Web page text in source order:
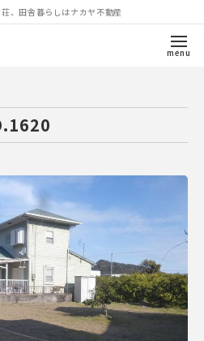
、田舎暮らしはナカヤ不動産
menu